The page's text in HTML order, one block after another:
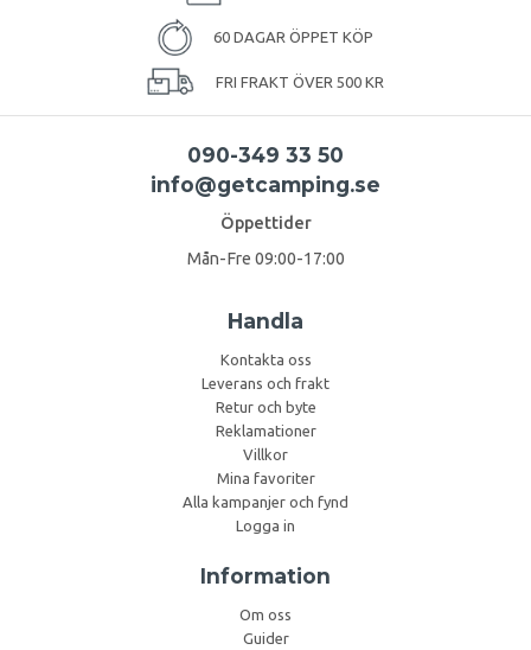
60 DAGAR ÖPPET KÖP
FRI FRAKT ÖVER 500 KR
090-349 33 50
info@getcamping.se
Öppettider
Mån-Fre 09:00-17:00
Handla
Kontakta oss
Leverans och frakt
Retur och byte
Reklamationer
Villkor
Mina favoriter
Alla kampanjer och fynd
Logga in
Information
Om oss
Guider